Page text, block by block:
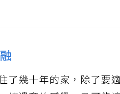
了幾十年的家，除了要